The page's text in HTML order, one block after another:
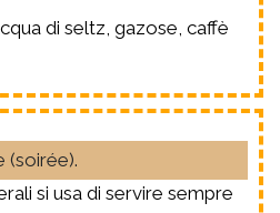
di seltz, gazose, caffè
(soirée).
si usa di servire sempre